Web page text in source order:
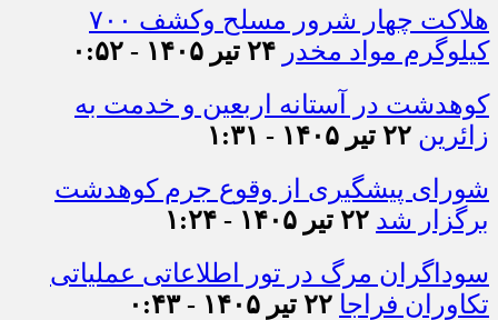
هلاکت چهار شرور مسلح وکشف ۷۰۰
کیلوگرم مواد مخدر ۲۴ تیر ۱۴۰۵ - ۰:۵۲
کوهدشت در آستانه اربعین و خدمت‌ به
زائرین ۲۲ تیر ۱۴۰۵ - ۱:۳۱
شورای پیشگیری از وقوع جرم کوهدشت
برگزار شد ۲۲ تیر ۱۴۰۵ - ۱:۲۴
سوداگران مرگ در تور اطلاعاتی عملیاتی
تکاوران فراجا ۲۲ تیر ۱۴۰۵ - ۰:۴۳